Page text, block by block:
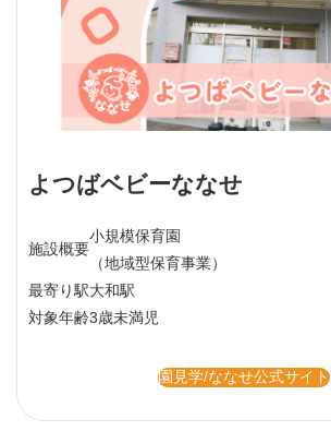
よつばベビーななせ
施設概要
小規模保育園
（地域型保育事業）
最寄り駅大和駅
対象年齢3歳未満児
園見学/ななせ公式サイト